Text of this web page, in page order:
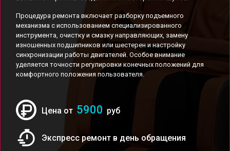
Процедура ремонта включает разборку подъемного
механизма с использованием специализированного
инструмента, очистку и смазку направляющих, замену
изношенных подшипников или шестерен и настройку
синхронизации работы двигателей. Особое внимание
уделяется точности регулировки конечных положений для
комфортного положения пользователя.
Цена от 5900 руб
Экспресс ремонт в день обращения